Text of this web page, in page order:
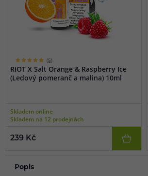
(5)
RIOT X Salt Orange & Raspberry Ice
(Ledový pomeranč a malina) 10ml
Skladem online
Skladem na 12 prodejnách
239 Kč
Popis